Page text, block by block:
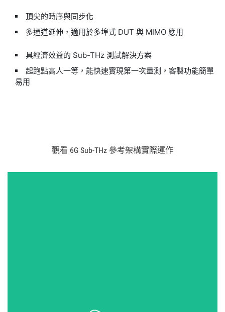
頂尖的時序與同步化
多通道延伸，適用於多埠式 DUT 與 MIMO 應用
具經濟效益的 Sub-THz 測試解決方案
起跑點高人一等，能快速實現第一次量測，客製功能簡單
易用
觀看 6G Sub-THz 參考架構實際運作